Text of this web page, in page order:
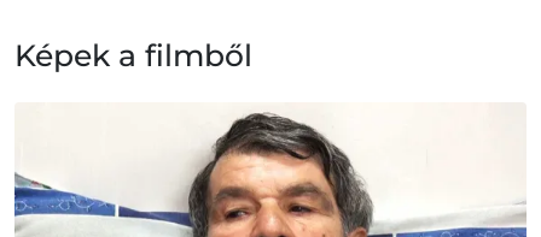
Képek a filmből